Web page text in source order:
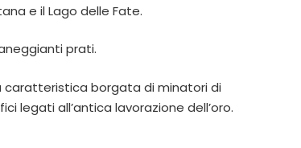
e il Lago delle Fate.
prati.
caratteristica borgata di minatori di
legati all’antica lavorazione dell’oro.